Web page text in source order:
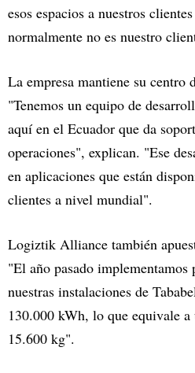
esos espacios a nuestros
normalmente no es nuestro
La empresa mantiene su centro
"Tenemos un equipo de
aquí en el Ecuador que da
operaciones", explican. "Ese
en aplicaciones que están
clientes a nivel mundial".
Logiztik Alliance también
"El año pasado implementamos
nuestras instalaciones de
130.000 kWh, lo que equivale
15.600 kg".